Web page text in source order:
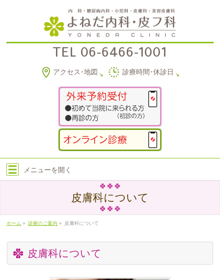
TEL 06-6466-1001
アクセス･地図 診療時間･休診日
メニューを開く
皮膚科について
ホーム » 診療のご案内 » 皮膚科について
皮膚科について